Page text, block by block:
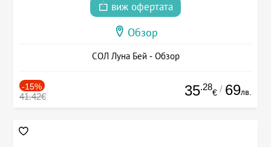
виж офертата
Обзор
СОЛ Луна Бей - Обзор
-15%
41.42€ 35.28
€ / 69лв.